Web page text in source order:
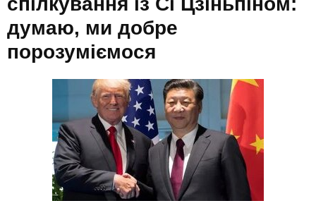
думаю, ми добре
порозуміємося